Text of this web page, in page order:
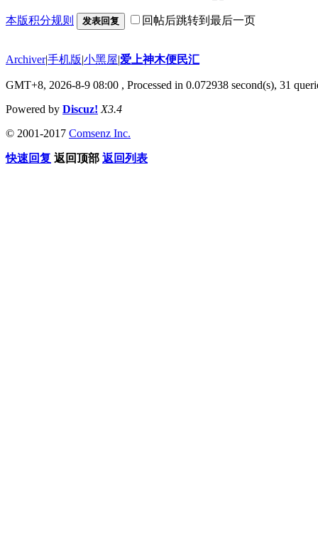
本版积分规则 发表回复 回帖后跳转到最后一页
Archiver|手机版|小黑屋|爱上神木便民汇
GMT+8, 2026-8-9 08:00 , Processed in 0.072938 second(s), 31
Powered by Discuz! X3.4
© 2001-2017 Comsenz Inc.
快速回复 返回顶部 返回列表